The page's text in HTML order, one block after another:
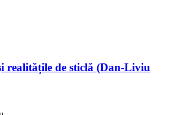
realitățile de sticlă (Dan-Liviu